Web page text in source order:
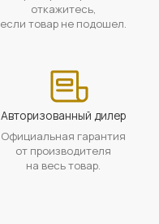
откажитесь,
если товар не подошел.
Авторизованный дилер
Официальная гарантия
от производителя
на весь товар.